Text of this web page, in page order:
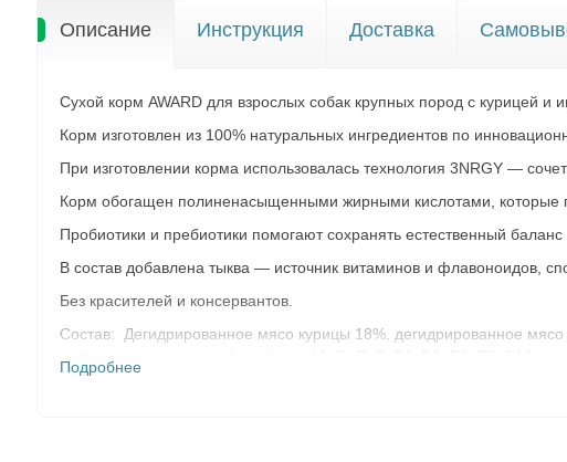
Описание Инструкция Доставка
Сухой корм AWARD для взрослых собак крупных пород с курицей и
Корм изготовлен из 100% натуральных ингредиентов по
При изготовлении корма использовалась технология 3NRGY —
Корм обогащен полиненасыщенными жирными кислотами, которые
Пробиотики и пребиотики помогают сохранять естественный
В состав добавлена тыква — источник витаминов и флавоноидов,
Без красителей и консервантов.
Состав: Дегидрированное мясо курицы 18%, дегидрированное
семена льна, рыбий жир (лососевый), юкка Шидигера, цикорий,
Подробнее